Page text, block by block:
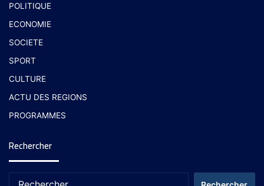
POLITIQUE
ECONOMIE
SOCIETE
SPORT
CULTURE
ACTU DES REGIONS
PROGRAMMES
Rechercher